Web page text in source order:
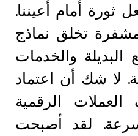
ثورة أمام أعيننا.
تخلق نماذج
البديلة والخدمات
لا شك أن اعتماد
الرقمية
لقد أصبحت